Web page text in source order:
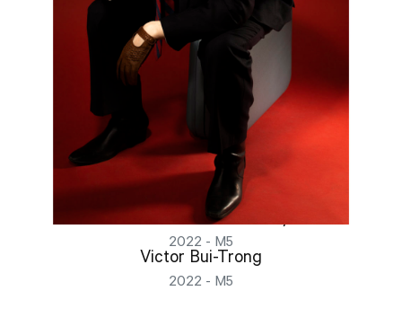
Richemond Jacob Awunyo
2022 - M5
Victor Bui-Trong
2022 - M5